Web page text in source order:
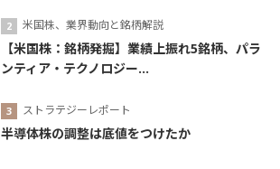
米国株、業界動向と銘柄解説
【米国株：銘柄発掘】業績上振れ5銘柄、パラ
ンティア・テクノロジー...
ストラテジーレポート
半導体株の調整は底値をつけたか